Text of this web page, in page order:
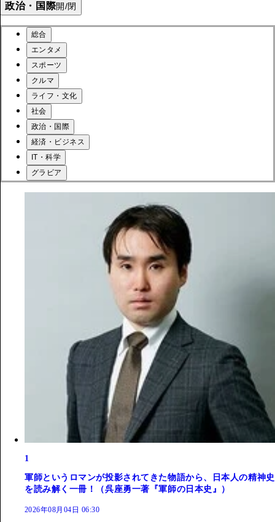
政治・国際開/閉
総合
エンタメ
スポーツ
クルマ
ライフ・文化
社会
政治・国際
経済・ビジネス
IT・科学
グラビア
1
軍師というロマンが投影されてきた物語から、日本人の精神史
を読み解く一冊！（呉座勇一著『軍師の日本史』）
2026年08月04日 06:30